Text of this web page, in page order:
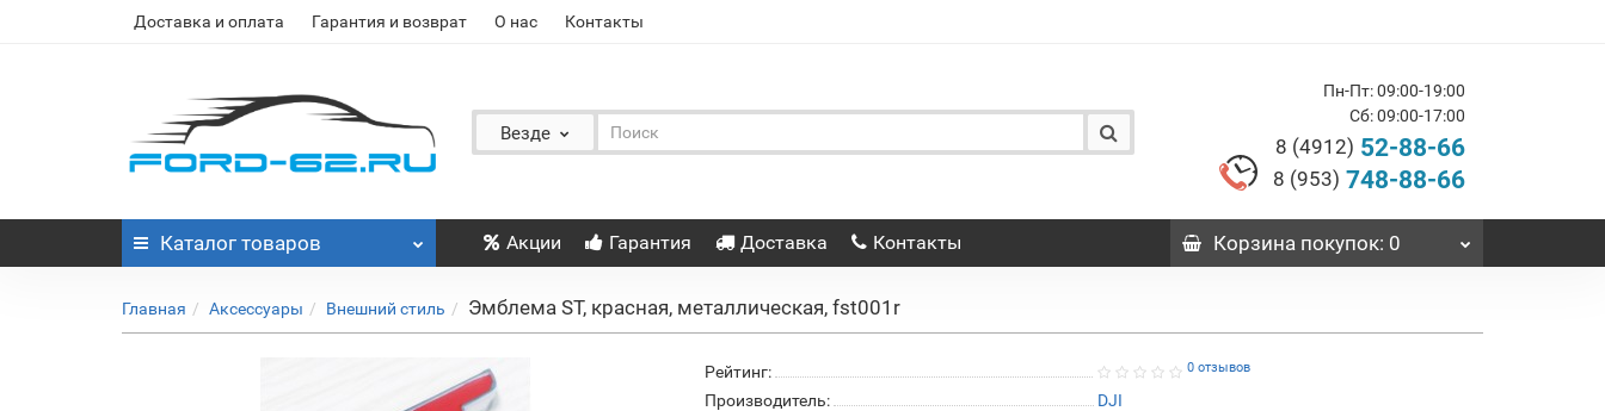
Доставка и оплата Гарантия и возврат О нас Контакты
Везде
Пн-Пт: 09:00-19:00
Сб: 09:00-17:00
8 (4912) 52-88-66
8 (953) 748-88-66
Каталог товаров Акции Гарантия Доставка Контакты Корзинапокупок: 0
Главная Аксессуары Внешний стиль Эмблема ST, красная, металлическая, fst001r
Рейтинг: 0 отзывов
Производитель:
DJI